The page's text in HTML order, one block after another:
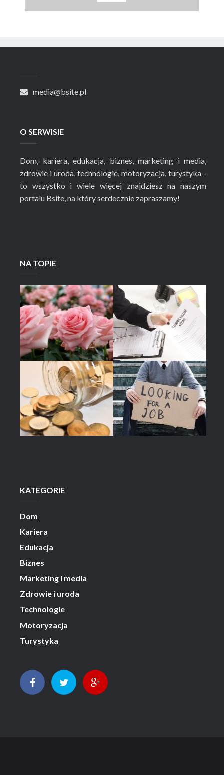
media@bsite.pl
O SERWISIE
Dom, kariera, edukacja, biznes, marketing i media,
zdrowie i uroda, technologie, motoryzacja, turystyka -
to wszystko i wiele więcej znajdziesz na naszym
portalu Bsite, na który serdecznie zapraszamy!
NA TOPIE
KATEGORIE
Dom
Kariera
Edukacja
Biznes
Marketing i media
Zdrowie i uroda
Technologie
Motoryzacja
Turystyka